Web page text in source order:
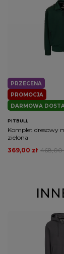
Potwierdź
wymaganych
PROMOCJA
PRZECENA
DARMOWA
PITBULL
Komplet dresowy
zielona
468,00
369,00 zł